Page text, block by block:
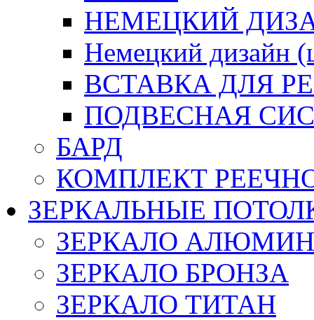
НЕМЕЦКИЙ
Немецкий дизайн
ВСТАВКА ДЛЯ
ПОДВЕСНАЯ
БАРД
КОМПЛЕКТ
ЗЕРКАЛЬНЫЕ
ЗЕРКАЛО
ЗЕРКАЛО БРОНЗА
ЗЕРКАЛО ТИТАН